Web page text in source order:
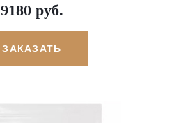
9180 руб.
ЗАКАЗАТЬ